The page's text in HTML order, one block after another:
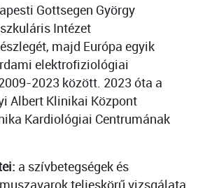
Gottsegen György
Intézet
majd Európa egyik
elektrofiziológiai
2023 között. 2023 óta a
Albert Klinikai Központ
Kardiológiai Centrumának
a szívbetegségek és
teljeskörű vizsgálata